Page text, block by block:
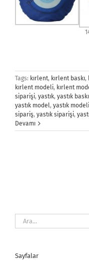
Tags: kırlent, kırlent baskı,
kırlent modeli, kırlent
siparişi, yastık, yastık baskı
yastık model, yastık modeli
sipariş, yastık siparişi,
Devamı
Ara:
Sayfalar